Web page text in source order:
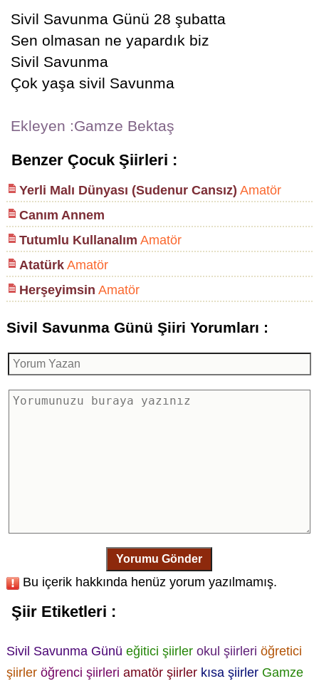
Sivil Savunma Günü 28 şubatta
Sen olmasan ne yapardık biz
Sivil Savunma
Çok yaşa sivil Savunma
Ekleyen :Gamze Bektaş
Benzer Çocuk Şiirleri :
Yerli Malı Dünyası (Sudenur Cansız) Amatör
Canım Annem
Tutumlu Kullanalım Amatör
AtatürkAmatör
Herşeyimsin Amatör
Sivil Savunma Günü Şiiri Yorumları :
Yorumu Gönder
Bu içerik hakkında henüz yorum yazılmamış.
Şiir Etiketleri :
Sivil Savunma Günü eğitici şiirler okul şiirleri öğretici
şiirler öğrenci şiirleri amatör şiirler kısa şiirler Gamze